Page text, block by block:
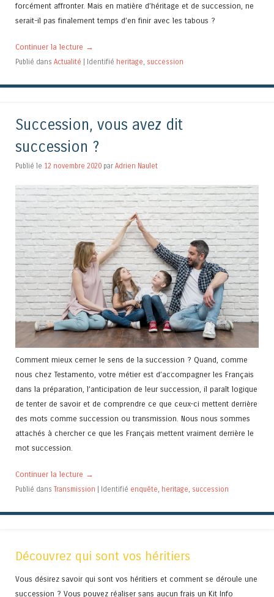
forcément affronter. Mais en matière d’héritage et de succession, ne
serait-il pas finalement temps d’en finir avec les tabous ?
Continuer la lecture →
Publié dans Actualité | Identifié heritage, succession
Succession, vous avez dit
succession ?
Publié le 12 novembre 2020 par Adrien Naulet
Comment mieux cerner le sens de la succession ? Quand, comme
nous chez Testamento, votre métier est d’accompagner les Français
dans la préparation, l’anticipation de leur succession, il paraît logique
de tenter de savoir et de comprendre ce que ceux-ci mettent derrière
des mots comme succession ou transmission. Nous nous sommes
attachés à chercher ce que les Français mettent vraiment derrière le
mot succession.
Continuer la lecture →
Publié dans Transmission Identifié enquête, heritage, succession
Découvrez qui sont vos héritiers
Vous désirez savoir qui sont vos héritiers et comment se déroule une
succession ? Vous pouvez réaliser sans aucun frais un Kit Info